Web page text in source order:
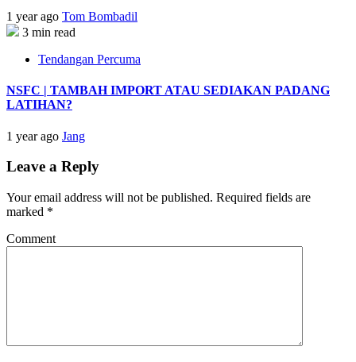
1 year ago Tom Bombadil
3 min read
Tendangan Percuma
NSFC | TAMBAH IMPORT ATAU SEDIAKAN PADANG
LATIHAN?
1 year ago Jang
Leave a Reply
Your email address will not be published. Required fields are
marked *
Comment